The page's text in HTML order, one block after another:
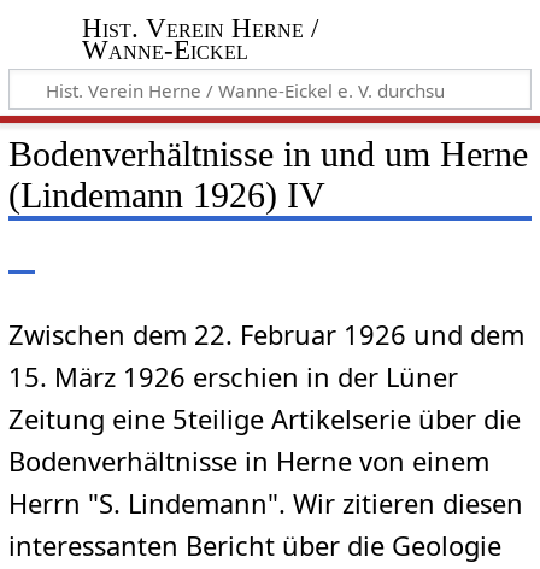
Hist. Verein Herne /
Wanne-Eickel
Bodenverhältnisse in und um Herne
(Lindemann 1926) IV
Zwischen dem 22. Februar 1926 und dem
15. März 1926 erschien in der Lüner
Zeitung eine 5teilige Artikelserie über die
Bodenverhältnisse in Herne von einem
Herrn "S. Lindemann". Wir zitieren diesen
interessanten Bericht über die Geologie